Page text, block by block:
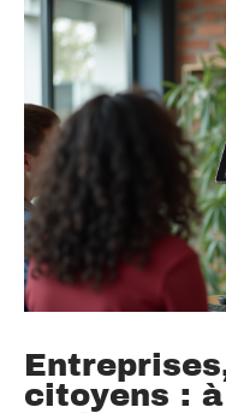
citoyens :